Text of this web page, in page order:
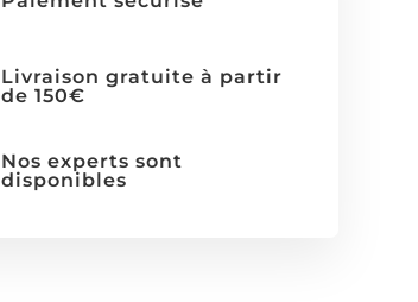
Livraison gratuite à partir
de 150€
Nos experts sont
disponibles